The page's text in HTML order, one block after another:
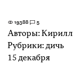
19388 5
Авторы: Кирилл
Рубрики: дичь
15 декабря